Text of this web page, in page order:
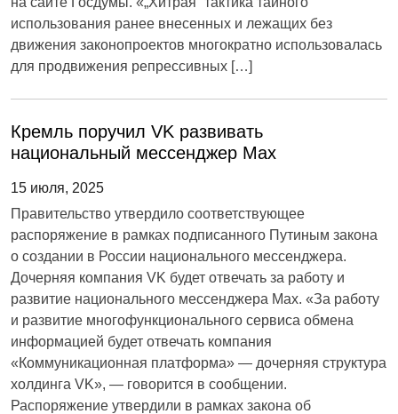
использования ранее внесенных и лежащих без
движения законопроектов многократно использовалась
для продвижения репрессивных […]
Кремль поручил VK развивать
национальный мессенджер Max
15 июля, 2025
Правительство утвердило соответствующее
распоряжение в рамках подписанного Путиным закона
о создании в России национального мессенджера.
Дочерняя компания VK будет отвечать за работу и
развитие национального мессенджера Mах. «За работу
и развитие многофункционального сервиса обмена
информацией будет отвечать компания
«Коммуникационная платформа» — дочерняя структура
холдинга VK», — говорится в сообщении.
Распоряжение утвердили в рамках закона об